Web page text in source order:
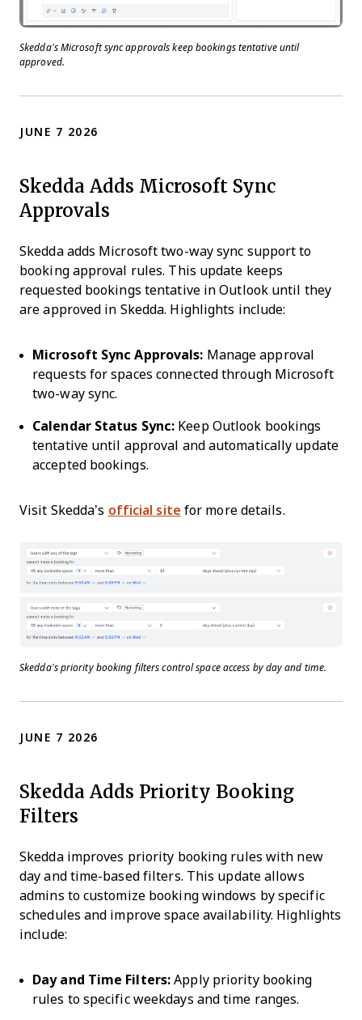
Skedda’s Microsoft sync approvals keep bookings tentative until
approved.
JUNE 7 2026
Skedda Adds Microsoft Sync
Approvals
Skedda adds Microsoft two-way sync support to
booking approval rules. This update keeps
requested bookings tentative in Outlook until they
are approved in Skedda. Highlights include:
Microsoft Sync Approvals: Manage approval
requests for spaces connected through Microsoft
two-way sync.
Calendar Status Sync: Keep Outlook bookings
tentative until approval and automatically update
accepted bookings.
Visit Skedda’s official site for more details.
Skedda’s priority booking filters control space access by day and time.
JUNE 7 2026
Skedda Adds Priority Booking
Filters
Skedda improves priority booking rules with new
day and time-based filters. This update allows
admins to customize booking windows by specific
schedules and improve space availability. Highlights
include:
Day and Time Filters: Apply priority booking
rules to specific weekdays and time ranges.